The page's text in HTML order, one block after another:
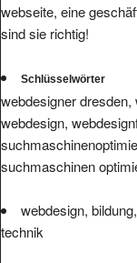
webseite, eine
sind sie richtig!
Schlüsselwörter
webdesigner
webdesign,
suchmaschinen
webdesign,
technik